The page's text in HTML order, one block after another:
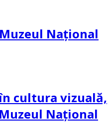
Național
cultura vizuală,
Național